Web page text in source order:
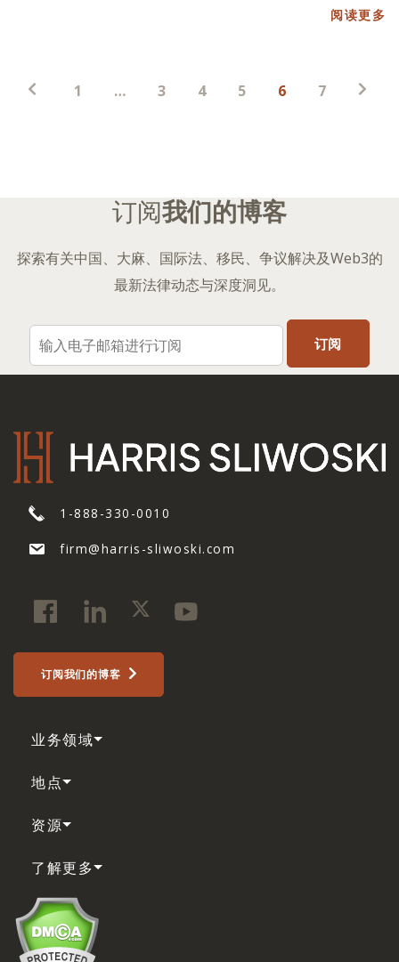
阅读更多
帖
1 … 3 4 5 6 7
订阅我们的博客
探索有关中国、大麻、国际法、移民、争议解决及Web3的
最新法律动态与深度洞见。
1-888-330-0010
firm@harris-sliwoski.com
订阅我们的博客
业务领域
地点
资源
了解更多